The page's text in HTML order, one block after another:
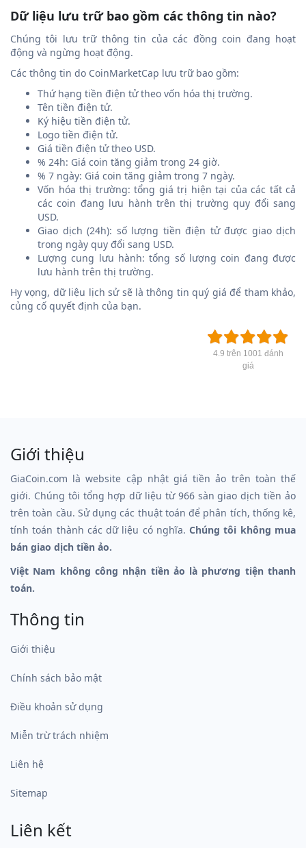
Dữ liệu lưu trữ bao gồm các thông tin nào?
Chúng tôi lưu trữ thông tin của các đồng coin đang hoạt
động và ngừng hoạt động.
Các thông tin do CoinMarketCap lưu trữ bao gồm:
Thứ hạng tiền điện tử theo vốn hóa thị trường.
Tên tiền điện tử.
Ký hiệu tiền điện tử.
Logo tiền điện tử.
Giá tiền điện tử theo USD.
% 24h: Giá coin tăng giảm trong 24 giờ.
% 7 ngày: Giá coin tăng giảm trong 7 ngày.
Vốn hóa thị trường: tổng giá trị hiện tại của các tất cả
các coin đang lưu hành trên thị trường quy đổi sang
USD.
Giao dịch (24h): số lượng tiền điện tử được giao dịch
trong ngày quy đổi sang USD.
Lượng cung lưu hành: tổng số lượng coin đang được
lưu hành trên thị trường.
Hy vọng, dữ liệu lịch sử sẽ là thông tin quý giá để tham khảo,
củng cố quyết định của bạn.
4.9 trên 1001 đánh
giá
Giới thiệu
GiaCoin.com là website cập nhật giá tiền ảo trên toàn thế
giới. Chúng tôi tổng hợp dữ liệu từ 966 sàn giao dịch tiền ảo
trên toàn cầu. Sử dụng các thuật toán để phân tích, thống kê,
tính toán thành các dữ liệu có nghĩa.Chúng tôi không mua
bán giao dịch tiền ảo.
Việt Nam không công nhận tiền ảo là phương tiện thanh
toán.
Thông tin
Giới thiệu
Chính sách bảo mật
Điều khoản sử dụng
Miễn trừ trách nhiệm
Liên hệ
Sitemap
Liên kết